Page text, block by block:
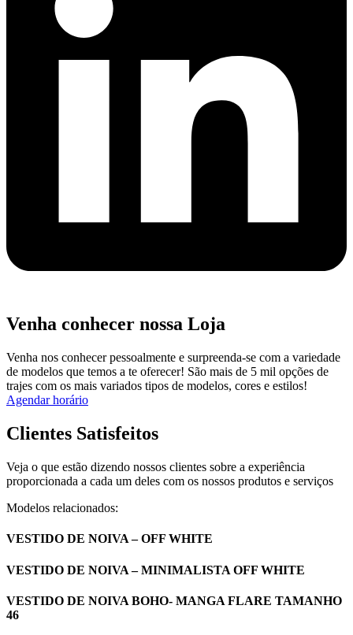
Venha conhecer nossa Loja
Venha nos conhecer pessoalmente e surpreenda-se com a variedade
de modelos que temos a te oferecer! São mais de 5 mil opções de
trajes com os mais variados tipos de modelos, cores e estilos!
Agendar horário
Clientes Satisfeitos
Veja o que estão dizendo nossos clientes sobre a experiência
proporcionada a cada um deles com os nossos produtos e serviços
Modelos relacionados:
VESTIDO DE NOIVA – OFF WHITE
VESTIDO DE NOIVA – MINIMALISTA OFF WHITE
VESTIDO DE NOIVA BOHO- MANGA FLARE TAMANHO
46